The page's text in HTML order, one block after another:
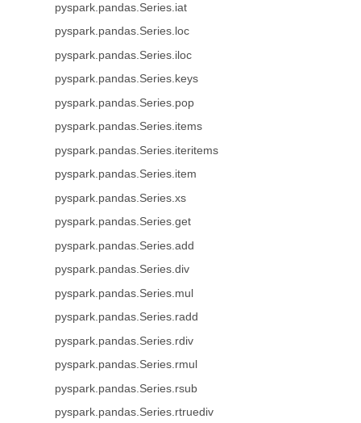
pyspark.pandas.Series.iat
pyspark.pandas.Series.loc
pyspark.pandas.Series.iloc
pyspark.pandas.Series.keys
pyspark.pandas.Series.pop
pyspark.pandas.Series.items
pyspark.pandas.Series.iteritems
pyspark.pandas.Series.item
pyspark.pandas.Series.xs
pyspark.pandas.Series.get
pyspark.pandas.Series.add
pyspark.pandas.Series.div
pyspark.pandas.Series.mul
pyspark.pandas.Series.radd
pyspark.pandas.Series.rdiv
pyspark.pandas.Series.rmul
pyspark.pandas.Series.rsub
pyspark.pandas.Series.rtruediv